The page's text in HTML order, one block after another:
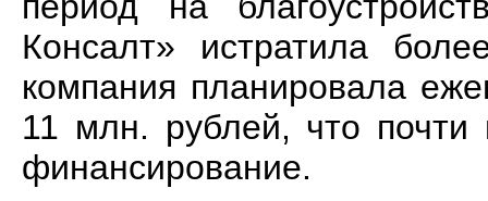
Консалт» истратила
компания планировала
11 млн. рублей, что
финансирование.